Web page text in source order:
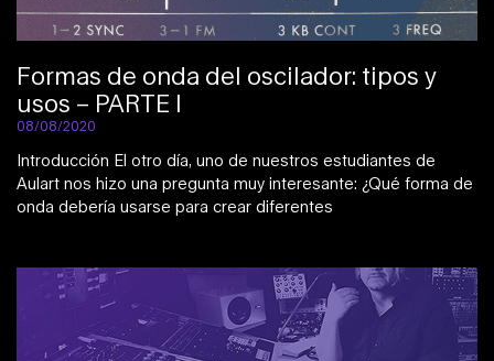
Formas de onda del oscilador: tipos y
usos – PARTE I
08/08/2020
Introducción El otro día, uno de nuestros estudiantes de
Aulart nos hizo una pregunta muy interesante: ¿Qué forma de
onda debería usarse para crear diferentes